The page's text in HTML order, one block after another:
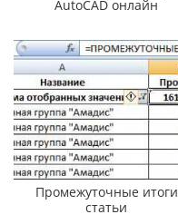
AutoCAD онлайн
Промежуточные итоги
статьи